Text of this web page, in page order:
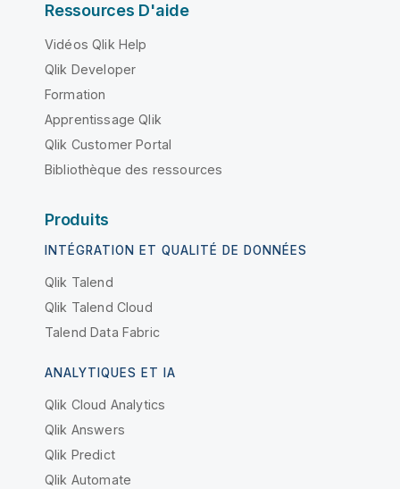
Ressources D'aide
Vidéos Qlik Help
Qlik Developer
Formation
Apprentissage Qlik
Qlik Customer Portal
Bibliothèque des ressources
Produits
INTÉGRATION ET QUALITÉ DE DONNÉES
Qlik Talend
Qlik Talend Cloud
Talend Data Fabric
ANALYTIQUES ET IA
Qlik Cloud Analytics
Qlik Answers
Qlik Predict
Qlik Automate